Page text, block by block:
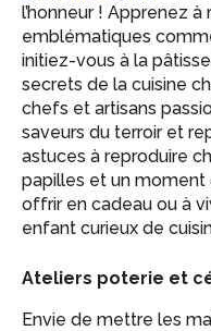
l’honneur ! Apprenez
emblématiques
initiez-vous à la
secrets de la cuisine
chefs et artisans
saveurs du terroir et
astuces à reproduire
papilles et un moment
offrir en cadeau ou à
enfant curieux de
Ateliers poterie et
Envie de mettre les